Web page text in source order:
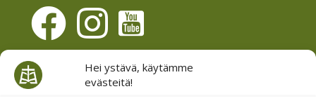
Hei ystävä, käytämme
evästeitä!
Evästesuostumus
Hallinnoi evästeitä